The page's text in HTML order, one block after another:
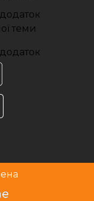
теми